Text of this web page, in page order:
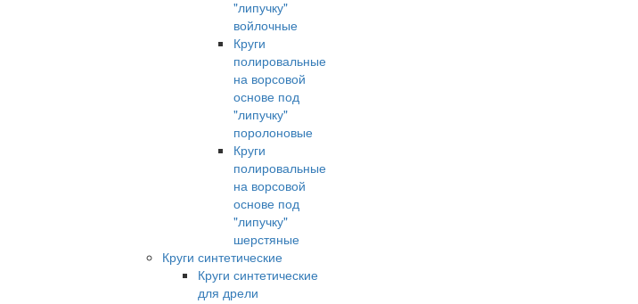
"липучку"
войлочные
Круги
полировальные
на ворсовой
основе под
"липучку"
поролоновые
Круги
полировальные
на ворсовой
основе под
"липучку"
шерстяные
Круги синтетические
Круги синтетические
для дрели